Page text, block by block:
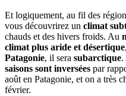
Et logiquement, au fil des
vous découvrirez un climat
chauds et des hivers froids. Au
climat plus aride et désertique
Patagonie, il sera subarctique.
saisons sont inversées par
août en Patagonie, et on a très
février.